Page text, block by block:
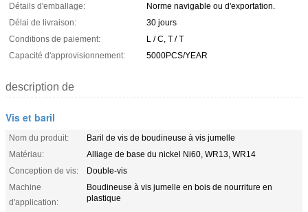
Détails d'emballage:
Norme navigable ou d'exportation.
Délai de livraison:
30 jours
Conditions de paiement:
L / C, T / T
Capacité d'approvisionnement:
5000PCS/YEAR
description de
Vis et baril
Nom du produit:
Baril de vis de boudineuse à vis jumelle
Matériau:
Alliage de base du nickel Ni60, WR13, WR14
Conception de vis:
Double-vis
Machine
d'application:
Boudineuse à vis jumelle en bois de nourriture en
plastique